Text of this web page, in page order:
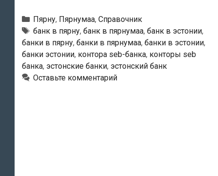
—
Pärnu
kontor
Рубрики
Пярну, Пярнумаа, Справочник
Тэги
банк в пярну, банк в пярнумаа, банк в эстонии,
банки в пярну, банки в пярнумаа, банки в эстонии,
банки эстонии, контора seb-банка, конторы seb
банка, эстонские банки, эстонский банк
Оставьте комментарий